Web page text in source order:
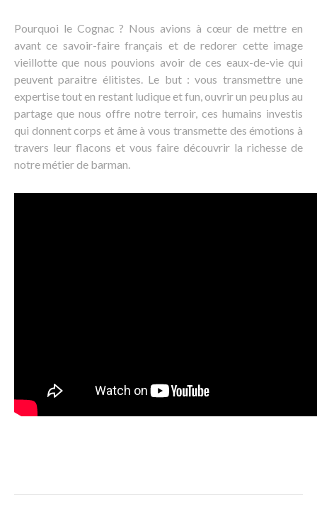
Pourquoi le Cognac ? Nous avions à cœur de mettre en
avant ce savoir-faire français et de redorer cette image
vieillotte que nous pouvions avoir de ces eaux-de-vie qui
peuvent paraitre élitistes. Le but : vous transmettre une
expertise tout en restant ludique et fun, ouvrir un peu plus au
partage que nous offre notre terroir, ces humains investis
qui donnent corps et âme à vous transmette des émotions à
travers leur flacons et vous faire découvrir la richesse de
notre métier de barman.